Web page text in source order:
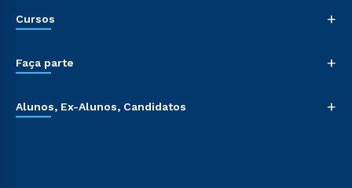
Cursos +
Faça parte +
Alunos, Ex-Alunos, Candidatos +